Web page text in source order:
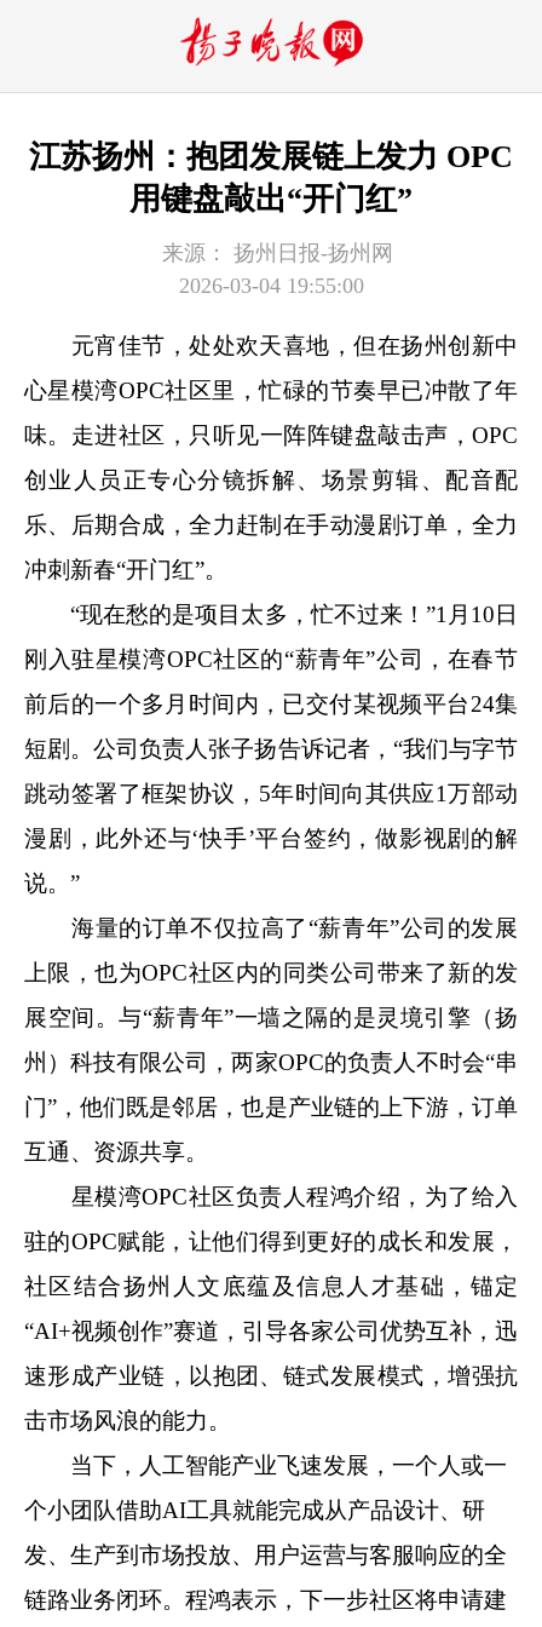
江苏扬州：抱团发展链上发力 OPC
用键盘敲出“开门红”
来源：
扬州日报-扬州网
2026-03-04 19:55:00
元宵佳节，处处欢天喜地，但在扬州创新中
心星模湾OPC社区里，忙碌的节奏早已冲散了年
味。走进社区，只听见一阵阵键盘敲击声，OPC
创业人员正专心分镜拆解、场景剪辑、配音配
乐、后期合成，全力赶制在手动漫剧订单，全力
冲刺新春“开门红”。
“现在愁的是项目太多，忙不过来！”1月10日
刚入驻星模湾OPC社区的“薪青年”公司，在春节
前后的一个多月时间内，已交付某视频平台24集
短剧。公司负责人张子扬告诉记者，“我们与字节
跳动签署了框架协议，5年时间向其供应1万部动
漫剧，此外还与‘快手’平台签约，做影视剧的解
说。”
海量的订单不仅拉高了“薪青年”公司的发展
上限，也为OPC社区内的同类公司带来了新的发
展空间。与“薪青年”一墙之隔的是灵境引擎（扬
州）科技有限公司，两家OPC的负责人不时会“串
门”，他们既是邻居，也是产业链的上下游，订单
互通、资源共享。
星模湾OPC社区负责人程鸿介绍，为了给入
驻的OPC赋能，让他们得到更好的成长和发展，
社区结合扬州人文底蕴及信息人才基础，锚定
“AI+视频创作”赛道，引导各家公司优势互补，迅
速形成产业链，以抱团、链式发展模式，增强抗
击市场风浪的能力。
当下，人工智能产业飞速发展，一个人或一
个小团队借助AI工具就能完成从产品设计、研
发、生产到市场投放、用户运营与客服响应的全
链路业务闭环。程鸿表示，下一步社区将申请建